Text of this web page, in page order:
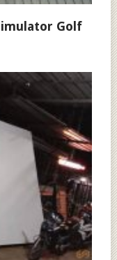
Golf